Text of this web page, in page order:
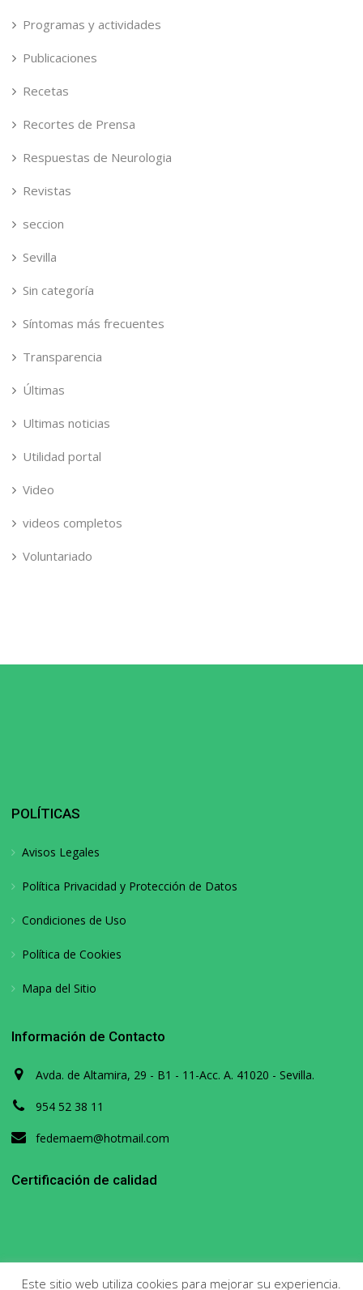
Programas y actividades
Publicaciones
Recetas
Recortes de Prensa
Respuestas de Neurologia
Revistas
seccion
Sevilla
Sin categoría
Síntomas más frecuentes
Transparencia
Últimas
Ultimas noticias
Utilidad portal
Video
videos completos
Voluntariado
POLÍTICAS
Avisos Legales
Política Privacidad y Protección de Datos
Condiciones de Uso
Política de Cookies
Mapa del Sitio
Información de Contacto
Avda. de Altamira, 29 - B1 - 11-Acc. A. 41020 - Sevilla.
954 52 38 11
fedemaem@hotmail.com
Certificación de calidad
Este sitio web utiliza cookies para mejorar su experiencia.